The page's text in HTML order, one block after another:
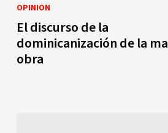
OPINIÓN
El discurso de la
dominicanización de la
obra